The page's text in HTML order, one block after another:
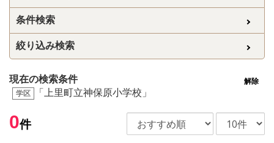
条件検索
絞り込み検索
現在の検索条件
解除
学区
「 上里町立神保原小学校 」
0件